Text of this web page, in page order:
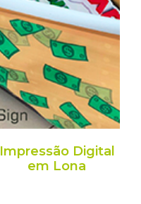
Impressão Digital
em Lona